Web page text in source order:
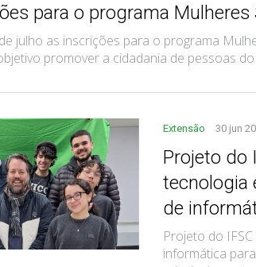
para o programa
julho as inscrições para o programa
promover a cidadania de pessoas
Extensão 30 jun
Projeto do
tecnologia
de
Projeto do
informática